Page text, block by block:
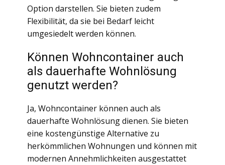
Option darstellen. Sie bieten zudem
Flexibilität, da sie bei Bedarf leicht
umgesiedelt werden können.
Können Wohncontainer auch
als dauerhafte Wohnlösung
genutzt werden?
Ja, Wohncontainer können auch als
dauerhafte Wohnlösung dienen. Sie bieten
eine kostengünstige Alternative zu
herkömmlichen Wohnungen und können mit
modernen Annehmlichkeiten ausgestattet